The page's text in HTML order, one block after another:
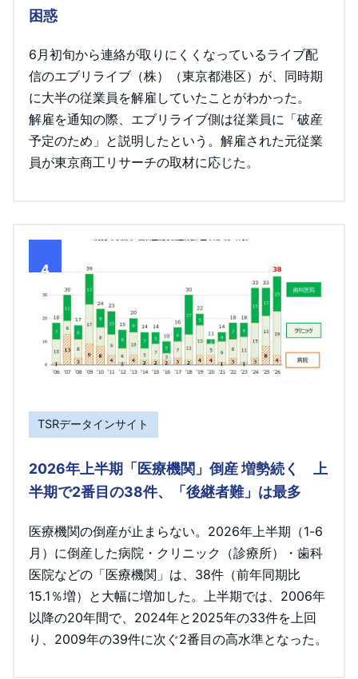
困惑
6月初旬から連絡が取りにくくなっているライブ配
信のエブリライブ（株）（東京都港区）が、同時期
に大半の従業員を解雇していたことがわかった。
解雇を通知の際、エブリライブ側は従業員に「破産
予定のため」と説明したという。解雇された元従業
員が東京商工リサーチの取材に応じた。
4
TSRデータインサイト
2026年上半期「医療機関」倒産 増勢続く 上
半期で2番目の38件、「後継者難」は最多
医療機関の倒産が止まらない。2026年上半期（1-6
月）に倒産した病院・クリニック（診療所）・歯科
医院などの「医療機関」は、38件（前年同期比
15.1％増）と大幅に増加した。上半期では、2006年
以降の20年間で、2024年と2025年の33件を上回
り、2009年の39件に次ぐ2番目の高水準となった。